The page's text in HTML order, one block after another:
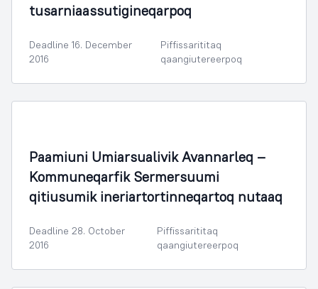
tusarniaassutigineqarpoq
Deadline 16. December
2016
Piffissarititaq
qaangiutereerpoq
Paamiuni Umiarsualivik Avannarleq –
Kommuneqarfik Sermersuumi
qitiusumik ineriartortinneqartoq nutaaq
Deadline 28. October
2016
Piffissarititaq
qaangiutereerpoq